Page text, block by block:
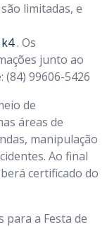
limitadas, e
. Os
junto ao
99606-5426
de
áreas de
manipulação
Ao final
certificado do
para a Festa de